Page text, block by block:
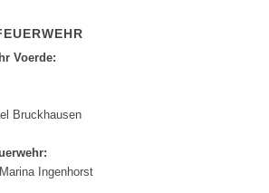
Voerde:
Bruckhausen
Ingenhorst